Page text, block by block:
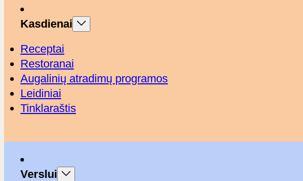
Kasdienai
Receptai
Restoranai
Augalinių atradimų programos
Leidiniai
Tinklaraštis
Verslui